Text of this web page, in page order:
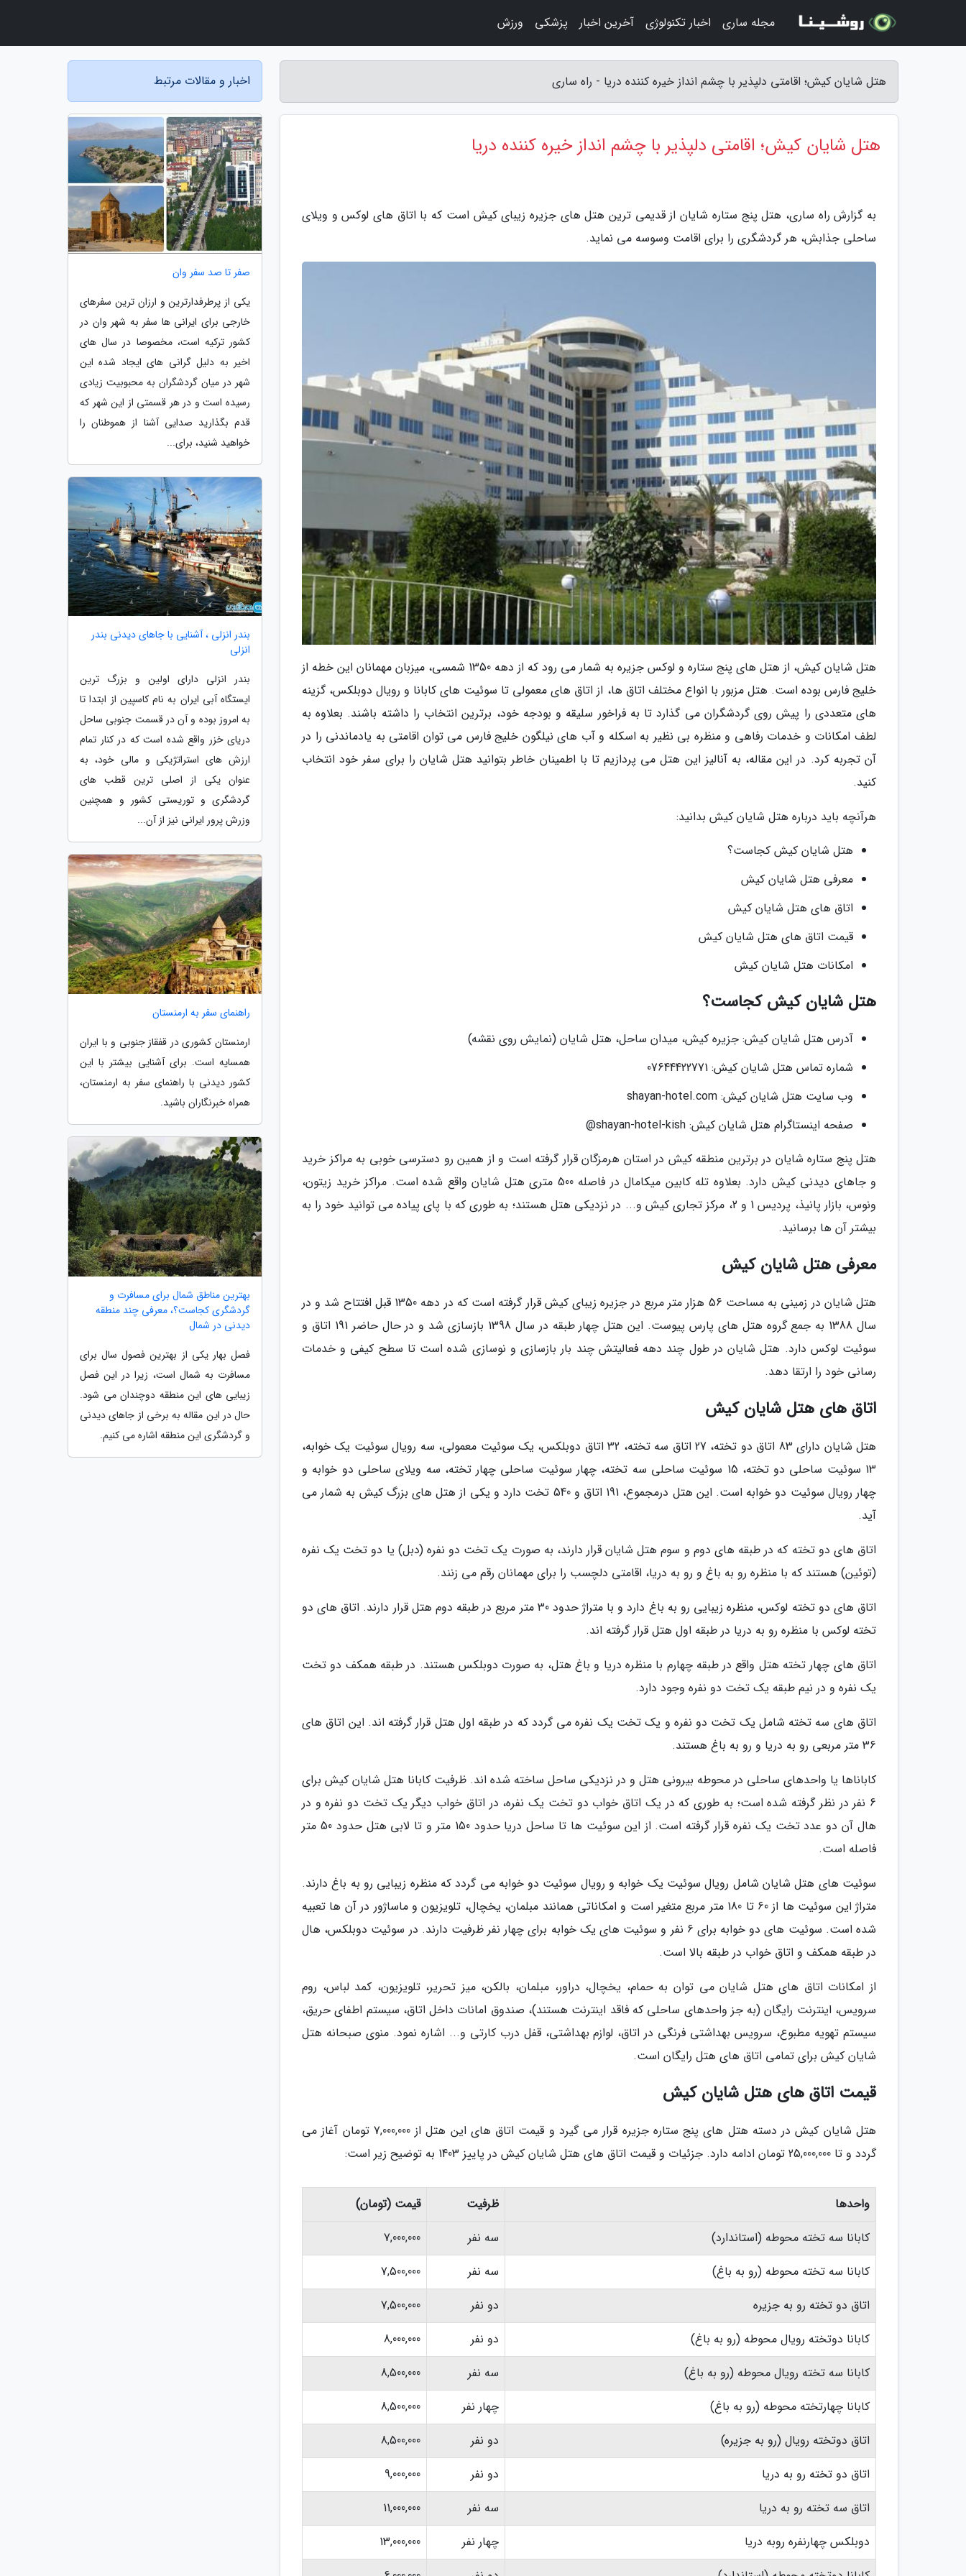
هتل شایان کیش؛ اقامتی دلپذیر با چشم انداز خیره کننده دریا - راه ساری
هتل شایان کیش؛ اقامتی دلپذیر با چشم انداز خیره کننده دریا
به گزارش راه ساری، هتل پنج ستاره شایان از قدیمی ترین هتل های جزیره زیبای کیش است که با اتاق های لوکس و ویلای
ساحلی جذابش، هر گردشگری را برای اقامت وسوسه می نماید.
هتل شایان کیش، از هتل های پنج ستاره و لوکس جزیره به شمار می رود که از دهه 1350 شمسی، میزبان مهمانان این خطه از
خلیج فارس بوده است. هتل مزبور با انواع مختلف اتاق ها، از اتاق های معمولی تا سوئیت های کابانا و رویال دوبلکس، گزینه
های متعددی را پیش روی گردشگران می گذارد تا به فراخور سلیقه و بودجه خود، برترین انتخاب را داشته باشند. بعلاوه به
لطف امکانات و خدمات رفاهی و منظره بی نظیر به اسکله و آب های نیلگون خلیج فارس می توان اقامتی به یادماندنی را در
آن تجربه کرد. در این مقاله، به آنالیز این هتل می پردازیم تا با اطمینان خاطر بتوانید هتل شایان را برای سفر خود انتخاب
کنید.
هرآنچه باید درباره هتل شایان کیش بدانید:
هتل شایان کیش کجاست؟
معرفی هتل شایان کیش
اتاق های هتل شایان کیش
قیمت اتاق های هتل شایان کیش
امکانات هتل شایان کیش
هتل شایان کیش کجاست؟
آدرس هتل شایان کیش: جزیره کیش، میدان ساحل، هتل شایان (نمایش روی نقشه)
شماره تماس هتل شایان کیش: 07644422771
وب سایت هتل شایان کیش: shayan-hotel.com
صفحه اینستاگرام هتل شایان کیش: shayan-hotel-kish@
هتل پنج ستاره شایان در برترین منطقه کیش در استان هرمزگان قرار گرفته است و از همین رو دسترسی خوبی به مراکز خرید
و جاهای دیدنی کیش دارد. بعلاوه تله کابین میکامال در فاصله 500 متری هتل شایان واقع شده است. مراکز خرید زیتون،
ونوس، بازار پانیذ، پردیس 1 و 2، مرکز تجاری کیش و... در نزدیکی هتل هستند؛ به طوری که با پای پیاده می توانید خود را به
بیشتر آن ها برسانید.
معرفی هتل شایان کیش
هتل شایان در زمینی به مساحت 56 هزار متر مربع در جزیره زیبای کیش قرار گرفته است که در دهه 1350 قبل افتتاح شد و در
سال 1388 به جمع گروه هتل های پارس پیوست. این هتل چهار طبقه در سال 1398 بازسازی شد و در حال حاضر 191 اتاق و
سوئیت لوکس دارد. هتل شایان در طول چند دهه فعالیتش چند بار بازسازی و نوسازی شده است تا سطح کیفی و خدمات
رسانی خود را ارتقا دهد.
اتاق های هتل شایان کیش
هتل شایان دارای 83 اتاق دو تخته، 27 اتاق سه تخته، 32 اتاق دوبلکس، یک سوئیت معمولی، سه رویال سوئیت یک خوابه،
13 سوئیت ساحلی دو تخته، 15 سوئیت ساحلی سه تخته، چهار سوئیت ساحلی چهار تخته، سه ویلای ساحلی دو خوابه و
چهار رویال سوئیت دو خوابه است. این هتل درمجموع، 191 اتاق و 540 تخت دارد و یکی از هتل های بزرگ کیش به شمار می
آید.
اتاق های دو تخته که در طبقه های دوم و سوم هتل شایان قرار دارند، به صورت یک تخت دو نفره (دبل) یا دو تخت یک نفره
(توئین) هستند که با منظره رو به باغ و رو به دریا، اقامتی دلچسب را برای مهمانان رقم می زنند.
اتاق های دو تخته لوکس، منظره زیبایی رو به باغ دارد و با متراژ حدود 30 متر مربع در طبقه دوم هتل قرار دارند. اتاق های دو
تخته لوکس با منظره رو به دریا در طبقه اول هتل قرار گرفته اند.
اتاق های چهار تخته هتل واقع در طبقه چهارم با منظره دریا و باغ هتل، به صورت دوبلکس هستند. در طبقه همکف دو تخت
یک نفره و در نیم طبقه یک تخت دو نفره وجود دارد.
اتاق های سه تخته شامل یک تخت دو نفره و یک تخت یک نفره می گردد که در طبقه اول هتل قرار گرفته اند. این اتاق های
36 متر مربعی رو به دریا و رو به باغ هستند.
کاباناها یا واحدهای ساحلی در محوطه بیرونی هتل و در نزدیکی ساحل ساخته شده اند. ظرفیت کابانا هتل شایان کیش برای
6 نفر در نظر گرفته شده است؛ به طوری که در یک اتاق خواب دو تخت یک نفره، در اتاق خواب دیگر یک تخت دو نفره و در
هال آن دو عدد تخت یک نفره قرار گرفته است. از این سوئیت ها تا ساحل دریا حدود 150 متر و تا لابی هتل حدود 50 متر
فاصله است.
سوئیت های هتل شایان شامل رویال سوئیت یک خوابه و رویال سوئیت دو خوابه می گردد که منظره زیبایی رو به باغ دارند.
متراژ این سوئیت ها از 60 تا 180 متر مربع متغیر است و امکاناتی همانند مبلمان، یخچال، تلویزیون و ماساژور در آن ها تعبیه
شده است. سوئیت های دو خوابه برای 6 نفر و سوئیت های یک خوابه برای چهار نفر ظرفیت دارند. در سوئیت دوبلکس، هال
در طبقه همکف و اتاق خواب در طبقه بالا است.
از امکانات اتاق های هتل شایان می توان به حمام، یخچال، دراور، مبلمان، بالکن، میز تحریر، تلویزیون، کمد لباس، روم
سرویس، اینترنت رایگان (به جز واحدهای ساحلی که فاقد اینترنت هستند)، صندوق امانات داخل اتاق، سیستم اطفای حریق،
سیستم تهویه مطبوع، سرویس بهداشتی فرنگی در اتاق، لوازم بهداشتی، قفل درب کارتی و... اشاره نمود. منوی صبحانه هتل
شایان کیش برای تمامی اتاق های هتل رایگان است.
قیمت اتاق های هتل شایان کیش
هتل شایان کیش در دسته هتل های پنج ستاره جزیره قرار می گیرد و قیمت اتاق های این هتل از 7,000,000 تومان آغاز می
گردد و تا 25,000,000 تومان ادامه دارد. جزئیات و قیمت اتاق های هتل شایان کیش در پاییز 1403 به توضیح زیر است:
واحدها ظرفیت
قیمت (تومان)
کابانا سه تخته محوطه (استاندارد)
سه نفر
7,000,000
کابانا سه تخته محوطه (رو به باغ)
سه نفر
7,500,000
اتاق دو تخته رو به جزیره
دو نفر
7,500,000
کابانا دوتخته رویال محوطه (رو به باغ)
دو نفر
8,000,000
کابانا سه تخته رویال محوطه (رو به باغ)
سه نفر
8,500,000
کابانا چهارتخته محوطه (رو به باغ)
چهار نفر
8,500,000
اتاق دوتخته رویال (رو به جزیره)
دو نفر
8,500,000
اتاق دو تخته رو به دریا
دو نفر
9,000,000
اتاق سه تخته رو به دریا
سه نفر
11,000,000
دوبلکس چهارنفره روبه دریا
چهار نفر
13,000,000
اخبار و مقالات مرتبط
صفر تا صد سفر وان
یکی از پرطرفدارترین و ارزان ترین سفرهای
خارجی برای ایرانی ها سفر به شهر وان در
کشور ترکیه است، مخصوصا در سال های
اخیر به دلیل گرانی های ایجاد شده این
شهر در میان گردشگران به محبوبیت زیادی
رسیده است و در هر قسمتی از این شهر که
قدم بگذارید صدایی آشنا از هموطنان را
خواهید شنید، برای...
بندر انزلی ، آشنایی با جاهای دیدنی بندر
انزلی
بندر انزلی دارای اولین و بزرگ ترین
ایستگاه آبی ایران به نام کاسپین از ابتدا تا
به امروز بوده و آن در قسمت جنوبی ساحل
دریای خزر واقع شده است که در کنار تمام
ارزش های استراتژیکی و مالی خود، به
عنوان یکی از اصلی ترین قطب های
گردشگری و توریستی کشور و همچنین
وزرش پرور ایرانی نیز از آن...
راهنمای سفر به ارمنستان
ارمنستان کشوری در قفقاز جنوبی و با ایران
همسایه است. برای آشنایی بیشتر با این
کشور دیدنی با راهنمای سفر به ارمنستان،
همراه خبرنگاران باشید.
بهترین مناطق شمال برای مسافرت و
گردشگری کجاست؟، معرفی چند منطقه
دیدنی در شمال
فصل بهار یکی از بهترین فصول سال برای
مسافرت به شمال است، زیرا در این فصل
زیبایی های این منطقه دوچندان می شود.
حال در این مقاله به برخی از جاهای دیدنی
و گردشگری این منطقه اشاره می کنیم.
مجله ساری اخبار تکنولوژی آخرین اخبار پزشکی ورزش